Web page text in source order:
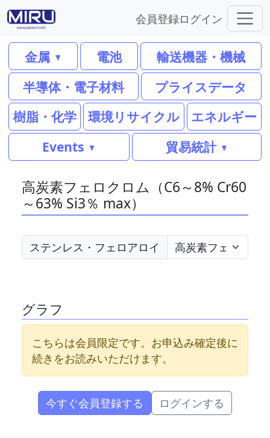
会員登録ログイン
金属 電池
輸送機器・機械
半導体・電子材料
プライスデータ
樹脂・化学
環境リサイクル
エネルギー
Events
貿易統計
高炭素フェロクロム（C6～8% Cr60
～63% Si3％ max）
ステンレス・フェロアロイ
グラフ
こちらは会員限定です。お申込み確定後に
続きをお読みいただけます。
今すぐ会員登録する ログインする